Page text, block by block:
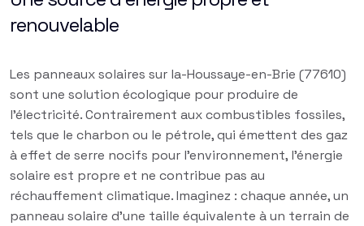
renouvelable
Les panneaux solaires sur la-Houssaye-en-Brie (77610)
sont une solution écologique pour produire de
l'électricité. Contrairement aux combustibles fossiles,
tels que le charbon ou le pétrole, qui émettent des gaz
à effet de serre nocifs pour l'environnement, l'énergie
solaire est propre et ne contribue pas au
réchauffement climatique. Imaginez : chaque année, un
panneau solaire d'une taille équivalente à un terrain de